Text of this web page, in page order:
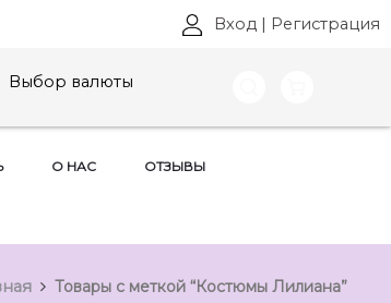
Вход | Регистрация
Выбор валюты
О НАС ОТЗЫВЫ
Товары с меткой “Костюмы Лилиана”